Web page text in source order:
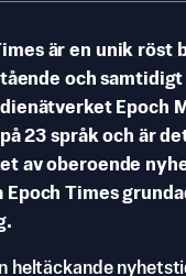
är en unik röst
och
Epoch
23 språk och är
av oberoende
Epoch Times
heltäckande